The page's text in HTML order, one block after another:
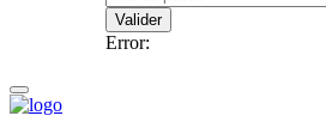
Valider
Error: